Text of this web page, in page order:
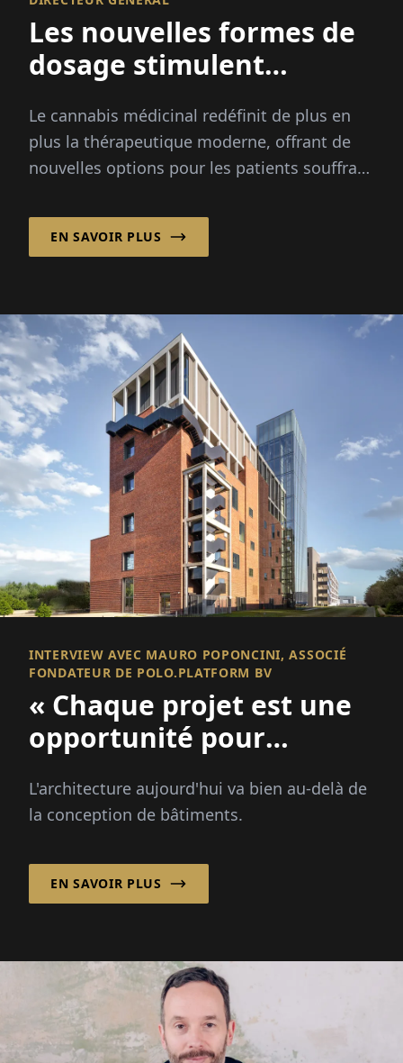
Les nouvelles formes de
dosage stimulent
médicinal
Le cannabis médicinal redéfinit de plus en
plus la thérapeutique moderne, offrant de
nouvelles options pour les patients souffrant
d'autres conditions sévères...
EN SAVOIR PLUS
INTERVIEW AVEC MAURO POPONCINI, ASSOCIÉ
FONDATEUR DE POLO.PLATFORM BV
« Chaque projet est une
opportunité pour
renforcer une
communauté ! »
L'architecture aujourd'hui va bien au-delà de
la conception de bâtiments.
EN SAVOIR PLUS